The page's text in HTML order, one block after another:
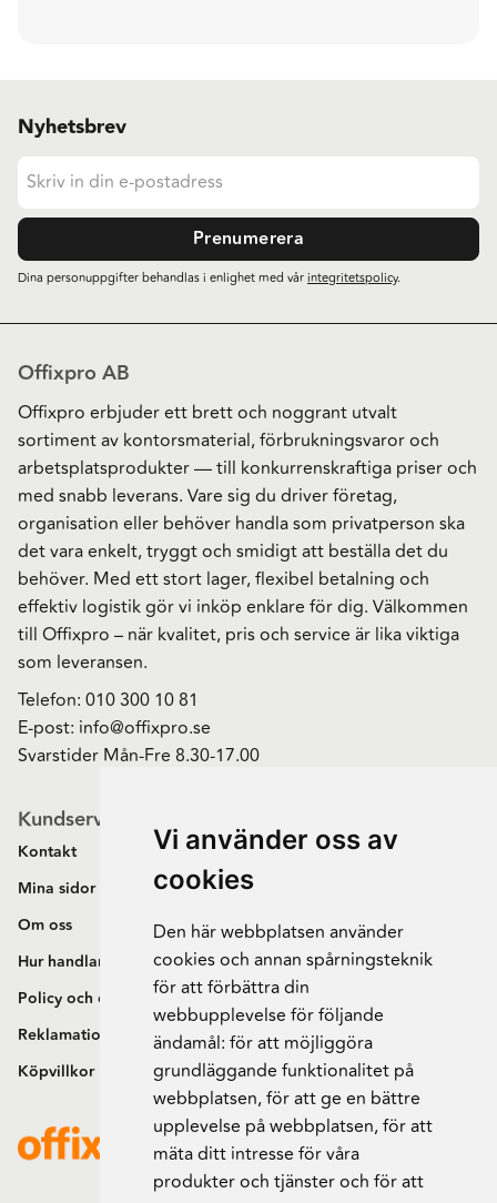
Vi använder oss av
cookies
Den här webbplatsen använder
cookies och annan spårningsteknik
för att förbättra din
webbupplevelse för följande
ändamål: för att möjliggöra
grundläggande funktionalitet på
webbplatsen,för att ge en bättre
upplevelse på webbplatsen,för att
mäta ditt intresse för våra
produkter och tjänster och för att
Nyhetsbrev
Prenumerera
Dina personuppgifter behandlas i enlighet med vårintegritetspolicy.
Offixpro AB
Offixpro erbjuder ett brett och noggrant utvalt
sortiment av kontorsmaterial, förbrukningsvaror och
arbetsplatsprodukter — till konkurrenskraftiga priser och
med snabb leverans. Vare sig du driver företag,
organisation eller behöver handla som privatperson ska
det vara enkelt, tryggt och smidigt att beställa det du
behöver. Med ett stort lager, flexibel betalning och
effektiv logistik gör vi inköp enklare för dig. Välkommen
till Offixpro – när kvalitet, pris och service är lika viktiga
som leveransen.
Telefon: 010 300 10 81
E-post: info@offixpro.se
Svarstider Mån-Fre 8.30-17.00
Kundservice
Kontakt
Mina sidor
Om oss
Hur handlar jag?
Policy och cookies
Reklamation och retur
Köpvillkor